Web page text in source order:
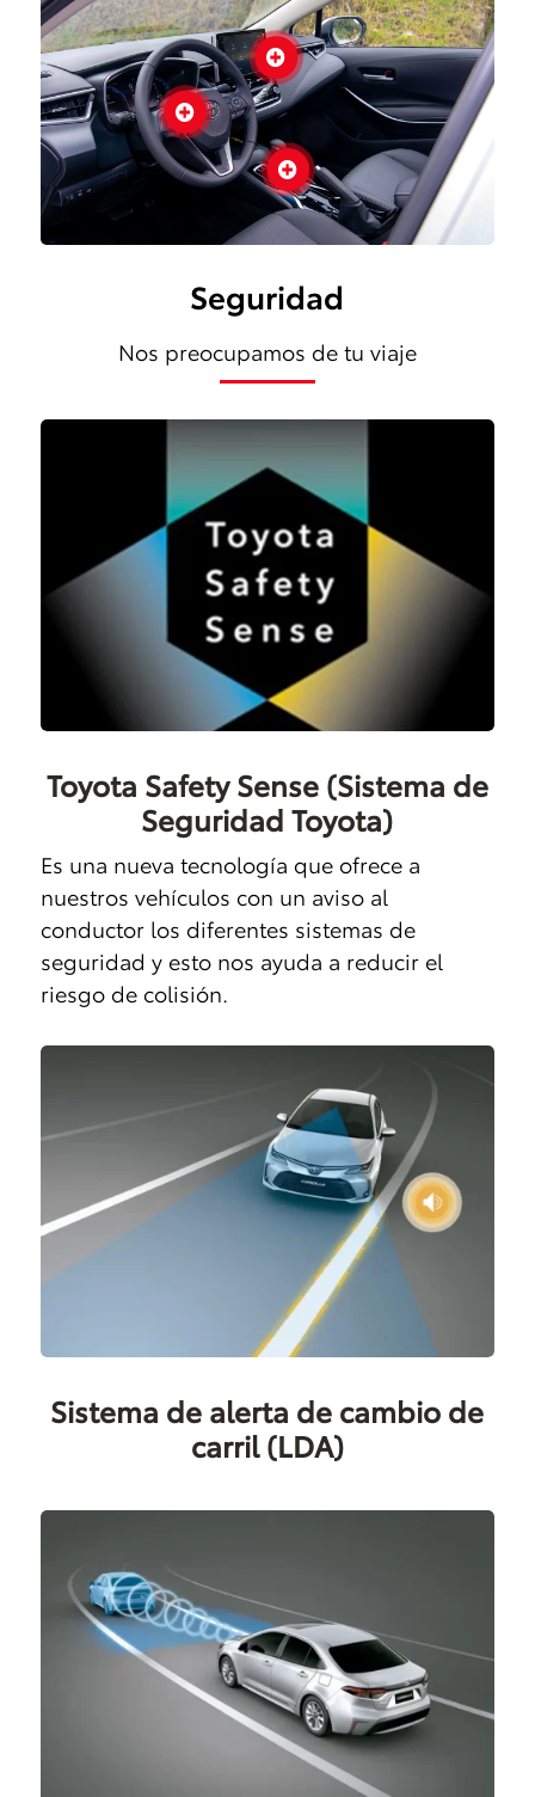



Seguridad
Nos preocupamos de tu viaje
Toyota Safety Sense (Sistema de
Seguridad Toyota)
Es una nueva tecnología que ofrece a
nuestros vehículos con un aviso al
conductor los diferentes sistemas de
seguridad y esto nos ayuda a reducir el
riesgo de colisión.
Sistema de alerta de cambio de
carril (LDA)